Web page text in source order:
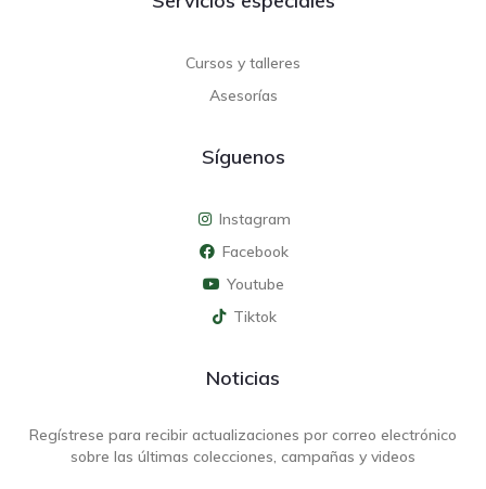
Cursos y talleres
Asesorías
Síguenos
Instagram
Facebook
Youtube
Tiktok
Noticias
Regístrese para recibir actualizaciones por correo electrónico
sobre las últimas colecciones, campañas y videos